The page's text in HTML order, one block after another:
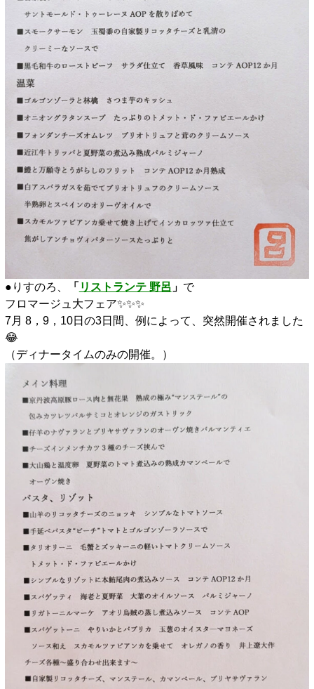
●りすのろ、 「 リストランテ 野呂 」 で
フロマージュ大フェア✨️✨️✨️
7月 8，9，10日の3日間、例によって、突然開催されました
😂
（ディナータイムのみの開催。）